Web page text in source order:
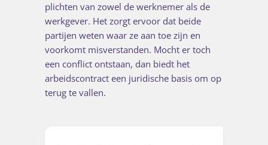
plichten van zowel de werknemer als de
werkgever. Het zorgt ervoor dat beide
partijen weten waar ze aan toe zijn en
voorkomt misverstanden. Mocht er toch
een conflict ontstaan, dan biedt het
arbeidscontract een juridische basis om op
terug te vallen.